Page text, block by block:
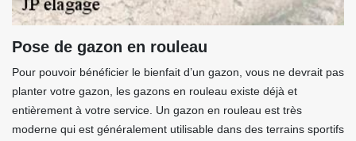
Pose de gazon en rouleau
Pour pouvoir bénéficier le bienfait d’un gazon, vous ne devrait pas
planter votre gazon, les gazons en rouleau existe déjà et
entièrement à votre service. Un gazon en rouleau est très
moderne qui est généralement utilisable dans des terrains sportifs